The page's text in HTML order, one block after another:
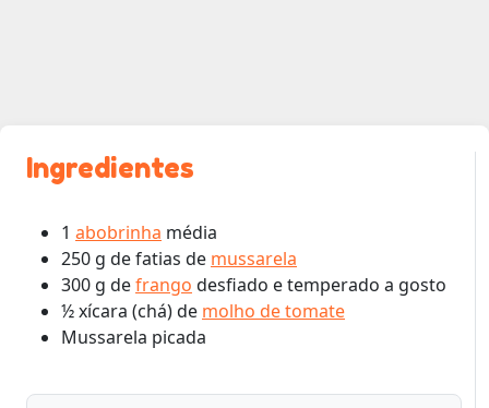
Ingredientes
1 abobrinha média
250 g de fatias de mussarela
300 g defrango desfiado e temperado a gosto
½ xícara (chá) de molho de tomate
Mussarela picada